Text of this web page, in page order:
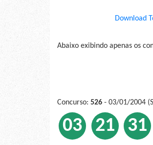
Download
Abaixo exibindo apenas os
Concurso: 526 - 03/01/2004
03 21 31